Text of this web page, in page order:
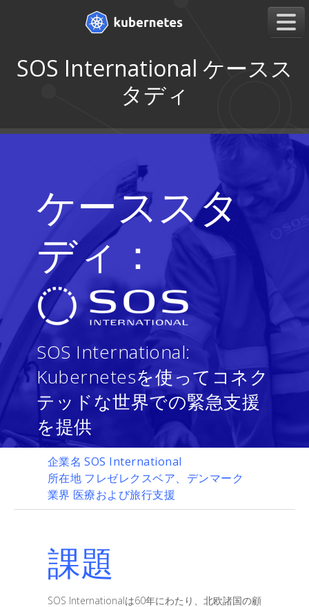
SOS International ケースス
タディ
ケーススタ
ディ：
SOS International:
Kubernetesを使ってコネク
テッドな世界での緊急支援
を提供
企業名SOS International
所在地 フレゼレクスベア、デンマーク
業界 医療および旅行支援
課題
SOS Internationalは60年にわたり、北欧諸国の顧